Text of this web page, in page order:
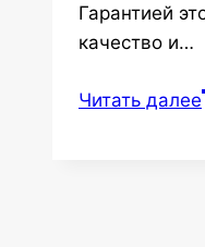
Гарантией
качество и…
Читать далее